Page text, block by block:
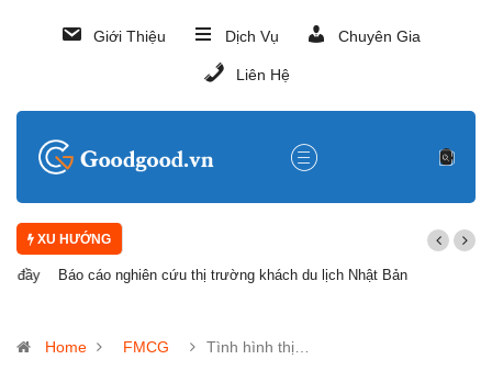
Giới Thiệu Dịch Vụ Chuyên Gia
Liên Hệ
XU HƯỚNG
Báo cáo nghiên cứu thị trường khách du lịch Nhật Bản
Home FMCG Tình hình thị…